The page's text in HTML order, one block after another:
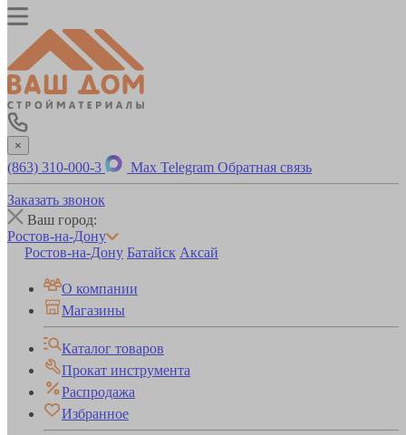
×
(863) 310-000-3 Max Telegram Обратная связь
Заказать звонок
Ваш город:
Ростов-на-Дону
Ростов-на-Дону Батайск Аксай
О компании
Магазины
Каталог товаров
Прокат инструмента
Распродажа
Избранное